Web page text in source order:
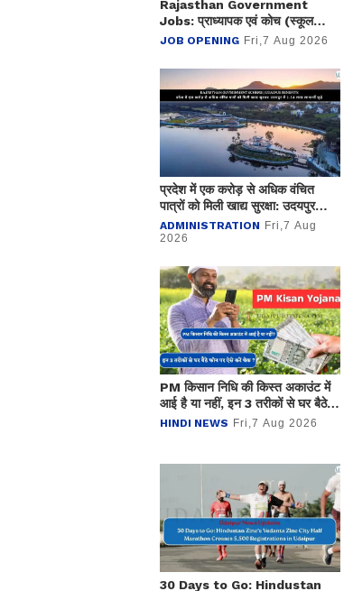
Rajasthan Government
Jobs: प्राध्यापक एवं कोच (स्कूल
शिक्षा) प्रतियोगी परीक्षा-2025, आयोग
JOB OPENING Fri,7 Aug 2026
प्रदेश में एक करोड़ से अधिक वंचित
पात्रों को मिली खाद्य सुरक्षा: उदयपुर
में 2.54 लाख लाभार्थी जुड़े
ADMINISTRATION Fri,7 Aug
2026
PM किसान निधि की किस्त अकाउंट में
आई है या नहीं, इन 3 तरीकों से घर बैठे
फोन करें चेक ?
HINDI NEWS Fri,7 Aug 2026
30 Days to Go: Hindustan